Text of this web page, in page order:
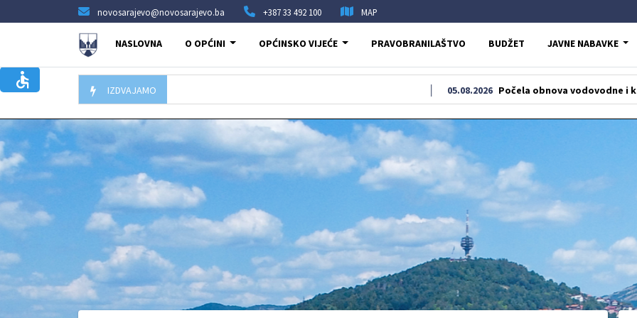
novosarajevo@novosarajevo.ba +387 33 492 100 MAP
NASLOVNA O OPĆINI OPĆINSKO VIJEĆE PRAVOBRANILAŠTVO BUDŽET JAVNE NABAVKE
IZDVAJAMO Počela obnova vodovodne i